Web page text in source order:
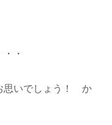
・
思いでしょう！ か